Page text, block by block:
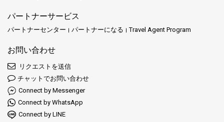
パートナーサービス
パートナーセンター パートナーになる Travel Agent Program
お問い合わせ
リクエストを送信
チャットでお問い合わせ
Connect by Messenger
Connect by WhatsApp
Connect by LINE